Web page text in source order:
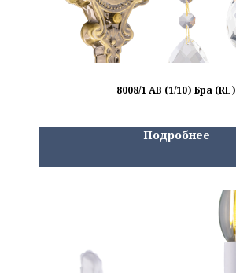
8008/1 AB (1/10) Бра (RL)
Подробнее